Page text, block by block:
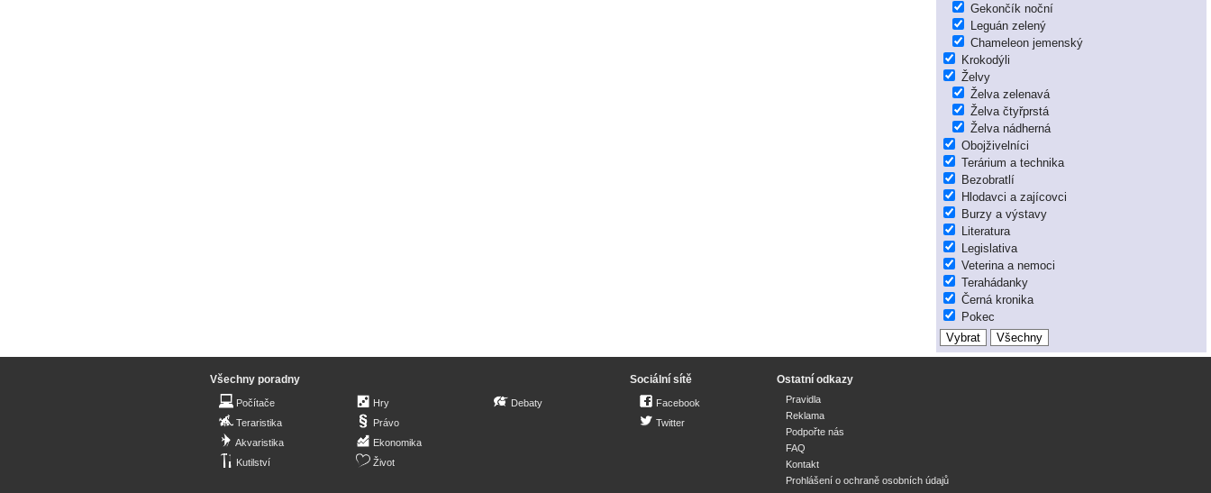
Gekončík noční
Leguán zelený
Chameleon jemenský
Krokodýli
Želvy
Želva zelenavá
Želva čtyřprstá
Želva nádherná
Obojživelníci
Terárium a technika
Bezobratlí
Hlodavci a zajícovci
Burzy a výstavy
Literatura
Legislativa
Veterina a nemoci
Terahádanky
Černá kronika
Pokec
Všechny poradny
Počítače
Teraristika
Akvaristika
Kutilství
Hry
Právo
Ekonomika
Život
Debaty
Sociální sítě
Facebook
Twitter
Ostatní odkazy
Pravidla
Reklama
Podpořte nás
FAQ
Kontakt
Prohlášení o ochraně osobních údajů